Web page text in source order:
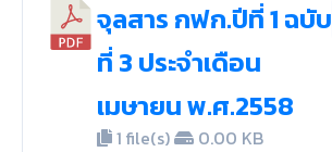
จุลสาร กฟก.ปีที่ 1 ฉบับ
ที่ 3 ประจำเดือน
เมษายน พ.ศ.2558
1 file(s) 0.00 KB